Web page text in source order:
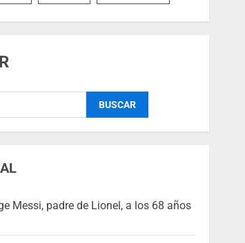
BUSCAR
Messi, padre de Lionel, a los 68 años